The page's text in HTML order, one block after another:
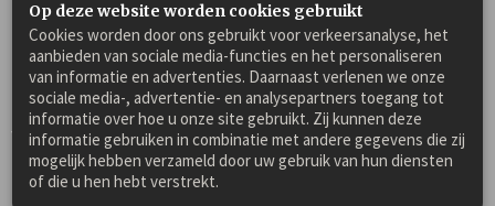
Kruiden dé heilzame planten van de
natuur!
Kruiden zijn géén vervanging van de zorg
van een dierenarts.
Op deze website worden cookies gebruikt
Cookies worden door ons gebruikt voor verkeersanalyse, het
aanbieden van sociale media-functies en het personaliseren
van informatie en advertenties. Daarnaast verlenen we onze
sociale media-, advertentie- en analysepartners toegang tot
informatie over hoe u onze site gebruikt. Zij kunnen deze
informatie gebruiken in combinatie met andere gegevens die zij
mogelijk hebben verzameld door uw gebruik van hun diensten
of die u hen hebt verstrekt.